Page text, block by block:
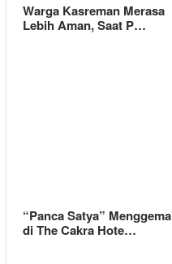
Warga Kasreman Merasa
Lebih Aman, Saat P…
“Panca Satya” Menggema
di The Cakra Hote…